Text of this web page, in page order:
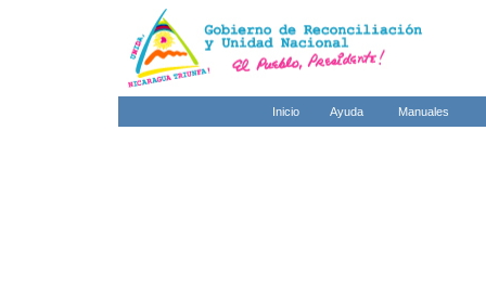
Inicio Ayuda Manuales